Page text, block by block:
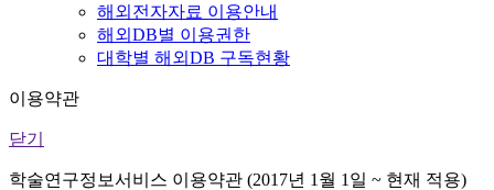
해외전자자료 이용안내
해외DB별 이용권한
대학별 해외DB 구독현황
이용약관
닫기
학술연구정보서비스 이용약관 (2017년 1월 1일 ~ 현재 적용)